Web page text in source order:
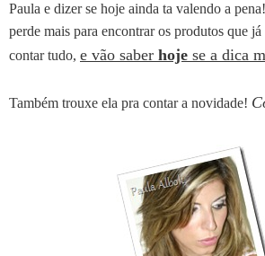
Paula e dizer se hoje ainda ta valendo a pena!
perde mais para encontrar os produtos que
contar tudo, e vão saber hoje se a dica
Também trouxe ela pra contar a novidade!